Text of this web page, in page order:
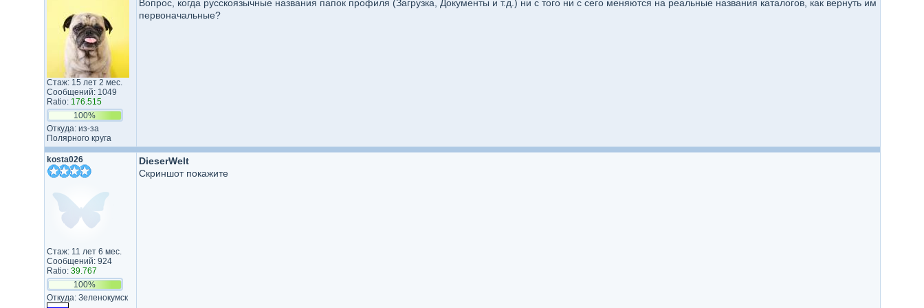
Стаж: 15 лет 2 мес.
Сообщений: 1049
Ratio: 176.515
100%
Откуда: из-за
Полярного круга
Вопрос, когда русскоязычные названия папок профиля (Загрузка, Документы и т.д.) ни с того ни с сего меняются на реальные названия каталогов, как вернуть им
первоначальные?
kosta026
Стаж: 11 лет 6 мес.
Сообщений: 924
Ratio: 39.767
100%
Откуда: Зеленокумск
DieserWelt
Скриншот покажите